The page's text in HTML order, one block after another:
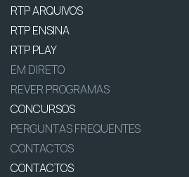
RTP ARQUIVOS
RTP ENSINA
RTP PLAY
EM DIRETO
REVER PROGRAMAS
CONCURSOS
PERGUNTAS FREQUENTES
CONTACTOS
CONTACTOS